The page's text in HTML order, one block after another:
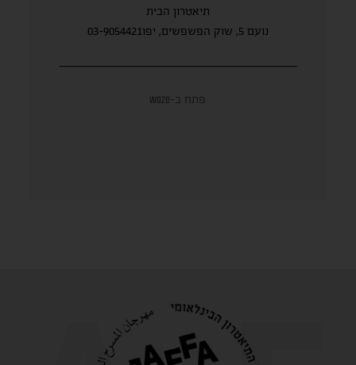
תיאטרון הבית
נועם 5, שוק הפשפשים, יפו03-9054421
פתח ב-waze